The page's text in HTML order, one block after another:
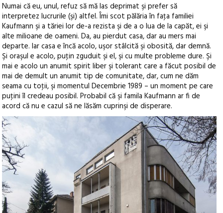
Numai că eu, unul, refuz să mă las deprimat şi prefer să
interpretez lucrurile (şi) altfel. Îmi scot pălăria în faţa familiei
Kaufmann şi a tăriei lor de-a rezista şi de a o lua de la capăt, ei şi
alte milioane de oameni. Da, au pierdut casa, dar au mers mai
departe. Iar casa e încă acolo, uşor stâlcită şi obosită, dar demnă.
Şi oraşul e acolo, puţin zguduit şi el, şi cu multe probleme dure. Şi
mai e acolo un anumit spirit liber şi tolerant care a făcut posibil de
mai de demult un anumit tip de comunitate, dar, cum ne dăm
seama cu toţii, şi momentul Decembrie 1989 – un moment pe care
puţini îl credeau posibil. Probabil că şi famila Kaufmann ar fi de
acord că nu e cazul să ne lăsăm cuprinşi de disperare.